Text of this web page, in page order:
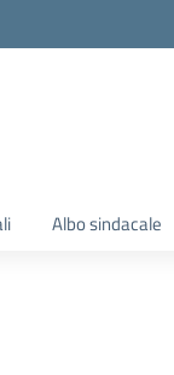
Albo sindacale